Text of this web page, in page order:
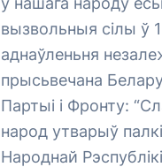
вызвольныя сілы ў
аднаўленьня
прысьвечана
Партыі і Фронту:
народ утварыў
Народнай